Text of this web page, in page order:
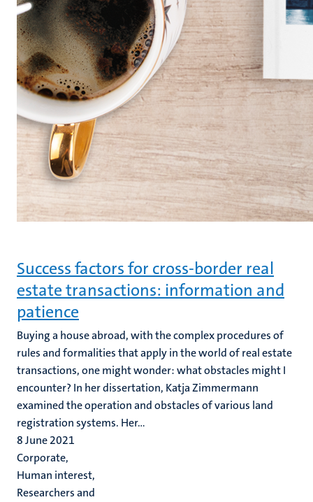
Success factors for cross-border real
estate transactions: information and
patience
Buying a house abroad, with the complex procedures of
rules and formalities that apply in the world of real estate
transactions, one might wonder: what obstacles might I
encounter? In her dissertation, Katja Zimmermann
examined the operation and obstacles of various land
registration systems. Her...
8 June 2021
Corporate,
Human interest,
Researchers and